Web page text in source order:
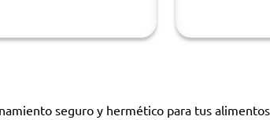
seguro y hermético para tus